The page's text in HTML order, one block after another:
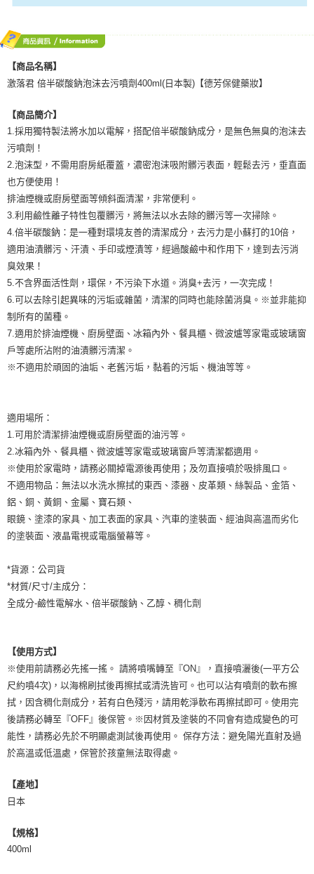
【商品名稱】
激落君 倍半碳酸鈉泡沫去污噴劑400ml(日本製)【德芳保健藥妝】
【商品簡介】
1.採用獨特製法將水加以電解，搭配倍半碳酸鈉成分，是無色無臭的泡沫去
污噴劑！
2.泡沫型，不需用廚房紙覆蓋，濃密泡沫吸附髒污表面，輕鬆去污，垂直面
也方便使用！
排油煙機或廚房壁面等傾斜面清潔，非常便利。
3.利用鹼性離子特性包覆髒污，將無法以水去除的髒污等一次掃除。
4.倍半碳酸鈉：是一種對環境友善的清潔成分，去污力是小蘇打的10倍，
適用油漬髒污、汗漬、手印或煙漬等，經過酸鹼中和作用下，達到去污消
臭效果！
5.不含界面活性劑，環保，不污染下水道。消臭+去污，一次完成！
6.可以去除引起異味的污垢或雜菌，清潔的同時也能除菌消臭。※並非能抑
制所有的菌種。
7.適用於排油煙機、廚房壁面、冰箱內外、餐具櫃、微波爐等家電或玻璃窗
戶等處所沾附的油漬髒污清潔。
※不適用於頑固的油垢、老舊污垢，黏着的污垢、機油等等。
適用場所：
1.可用於清潔排油煙機或廚房壁面的油污等。
2.冰箱內外、餐具櫃、微波爐等家電或玻璃窗戶等清潔都適用。
※使用於家電時，請務必關掉電源後再使用；及勿直接噴於吸排風口。
不適用物品：無法以水洗水擦拭的東西、漆器、皮革類、絲製品、金箔、
鋁、銅、黃銅、金屬、寶石類、
眼鏡、塗漆的家具、加工表面的家具、汽車的塗裝面、經油與高溫而劣化
的塗裝面、液晶電視或電腦螢幕等。
*貨源：公司貨
*材質/尺寸/主成分：
全成分-鹼性電解水、倍半碳酸鈉、乙醇、稠化劑
【使用方式】
※使用前請務必先搖一搖。 請將噴嘴轉至『ON』，直接噴灑後(一平方公
尺約噴4次)，以海棉刷拭後再擦拭或清洗皆可。也可以沾有噴劑的軟布擦
拭，因含稠化劑成分，若有白色殘污，請用乾淨軟布再擦拭即可。使用完
後請務必轉至『OFF』後保管。※因材質及塗裝的不同會有造成變色的可
能性，請務必先於不明顯處測試後再使用。 保存方法：避免陽光直射及過
於高溫或低溫處，保管於孩童無法取得處。
【產地】
日本
【規格】
400ml